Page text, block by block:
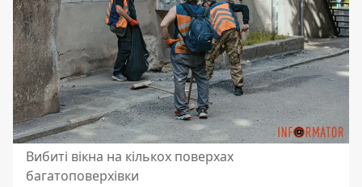
Вибиті вікна на кількох поверхах
багатоповерхівки